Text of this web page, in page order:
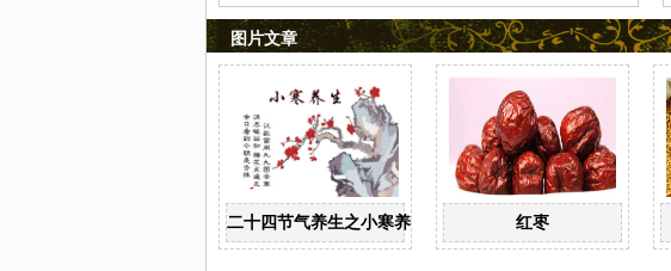
图片文章
二十四节气养生之小寒养生 红枣